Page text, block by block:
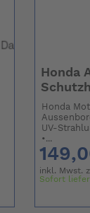
Honda
Honda
UV-
•...
inkl. Mwst.
Sofort